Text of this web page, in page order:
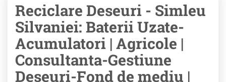
Reciclare Deseuri - Simleu
Silvaniei: Baterii Uzate-
Acumulatori | Agricole |
Consultanta-Gestiune
Deseuri-Fond de mediu |